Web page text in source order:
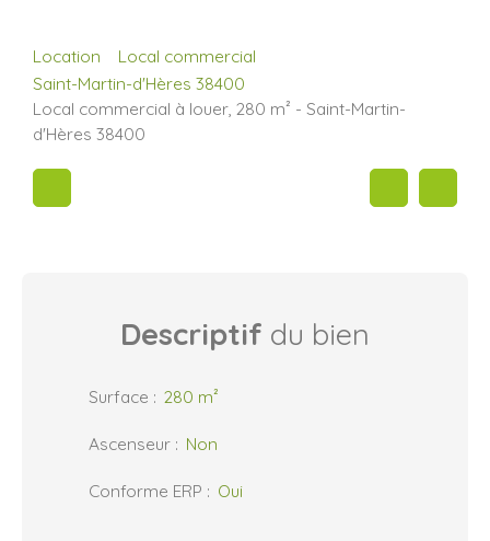
Location
Local commercial
Saint-Martin-d'Hères 38400
Local commercial à louer, 280 m² - Saint-Martin-
d'Hères 38400
Descriptif du bien
Surface : 280 m²
Ascenseur : Non
Conforme ERP : Oui